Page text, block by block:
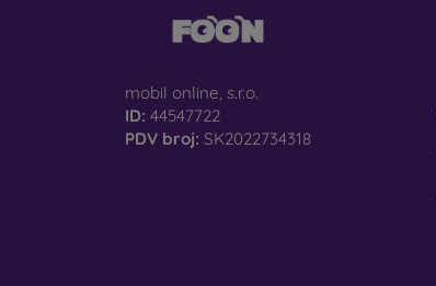
mobil online, s.r.o.
ID: 44547722
PDV broj: SK2022734318